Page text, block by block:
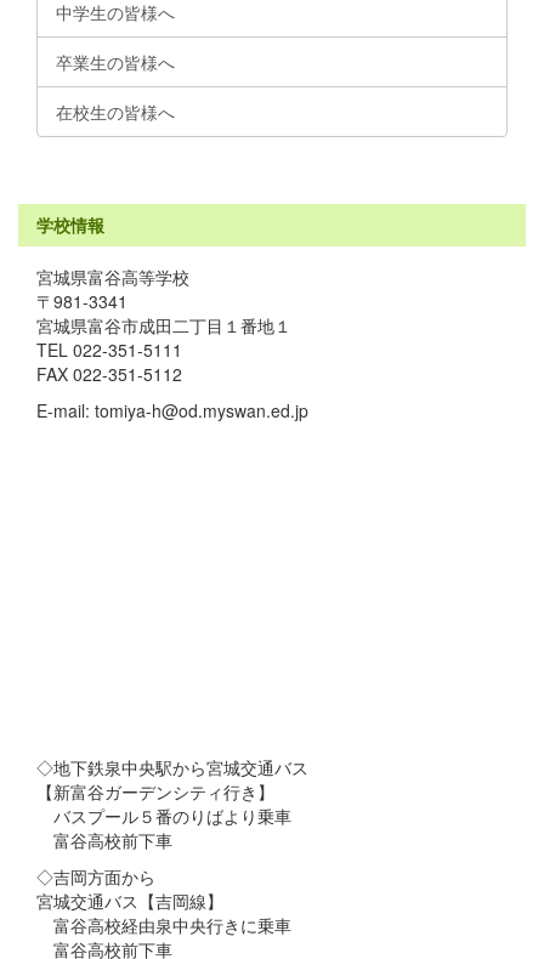
中学生の皆様へ
卒業生の皆様へ
在校生の皆様へ
学校情報
宮城県富谷高等学校
〒981-3341
宮城県富谷市成田二丁目１番地１
TEL 022-351-5111
FAX 022-351-5112
E-mail: tomiya-h@od.myswan.ed.jp
◇地下鉄泉中央駅から宮城交通バス
【新富谷ガーデンシティ行き】
バスプール５番のりばより乗車
富谷高校前下車
◇吉岡方面から
宮城交通バス【吉岡線】
富谷高校経由泉中央行きに乗車
富谷高校前下車